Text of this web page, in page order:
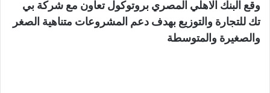
وقع البنك الاهلي المصري بروتوكول تعاون مع شركة بي
تك للتجارة والتوزيع بهدف دعم المشروعات متناهية الصغر
والصغيرة والمتوسطة